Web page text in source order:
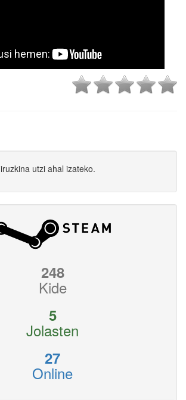
iruzkina utzi ahal izateko.
248
Kide
5
Jolasten
27
Online